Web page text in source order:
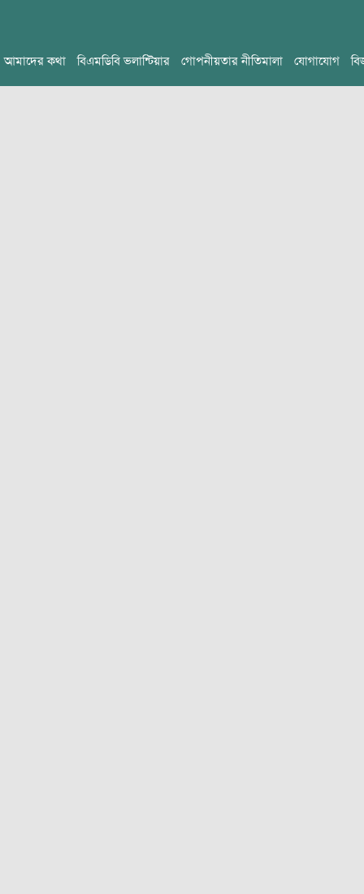
আমাদের কথা বিএমডিবি ভলান্টিয়ার গোপনীয়তার নীতিমালা যোগাযোগ